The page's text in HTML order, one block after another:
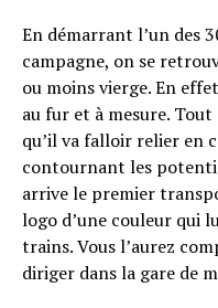
En démarrant l’un des
campagne, on se
ou moins vierge. En
au fur et à mesure.
qu’il va falloir relier en
contournant les
arrive le premier
logo d’une couleur qui
trains. Vous l’aurez
diriger dans la gare de